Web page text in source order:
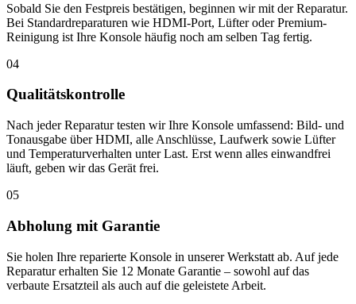
Sobald Sie den Festpreis bestätigen, beginnen wir mit der Reparatur.
Bei Standardreparaturen wie HDMI-Port, Lüfter oder Premium-
Reinigung ist Ihre Konsole häufig noch am selben Tag fertig.
04
Qualitätskontrolle
Nach jeder Reparatur testen wir Ihre Konsole umfassend: Bild- und
Tonausgabe über HDMI, alle Anschlüsse, Laufwerk sowie Lüfter
und Temperaturverhalten unter Last. Erst wenn alles einwandfrei
läuft, geben wir das Gerät frei.
05
Abholung mit Garantie
Sie holen Ihre reparierte Konsole in unserer Werkstatt ab. Auf jede
Reparatur erhalten Sie 12 Monate Garantie – sowohl auf das
verbaute Ersatzteil als auch auf die geleistete Arbeit.